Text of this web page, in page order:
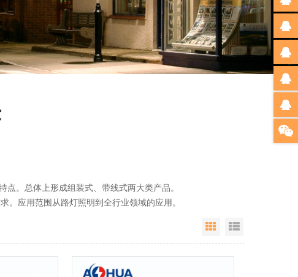
。总体上形成组装式、带线式两大类产品。
用范围从路灯照明到全行业领域的应用。
Grid View